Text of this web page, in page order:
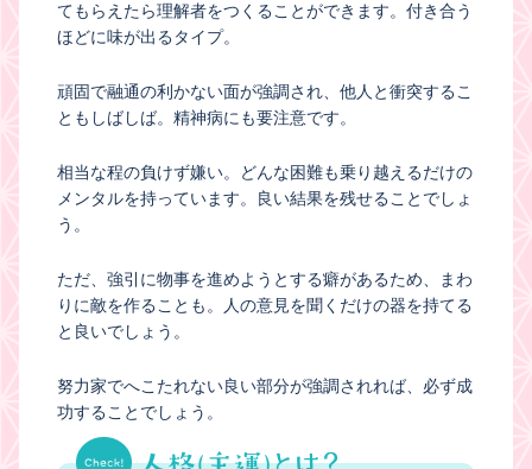
てもらえたら理解者をつくることができます。付き合う
ほどに味が出るタイプ。
頑固で融通の利かない面が強調され、他人と衝突するこ
ともしばしば。精神病にも要注意です。
相当な程の負けず嫌い。どんな困難も乗り越えるだけの
メンタルを持っています。良い結果を残せることでしょ
う。
ただ、強引に物事を進めようとする癖があるため、まわ
りに敵を作ることも。人の意見を聞くだけの器を持てる
と良いでしょう。
努力家でへこたれない良い部分が強調されれば、必ず成
功することでしょう。